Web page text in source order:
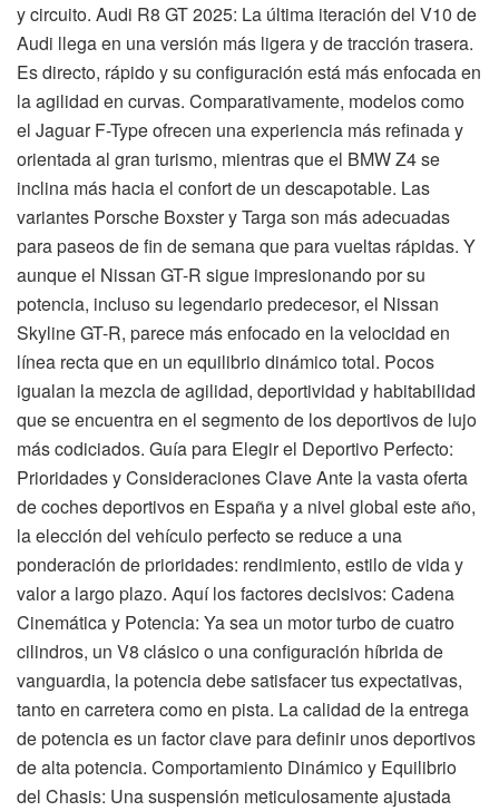
y circuito. Audi R8 GT 2025: La última iteración del V10 de
Audi llega en una versión más ligera y de tracción trasera.
Es directo, rápido y su configuración está más enfocada en
la agilidad en curvas. Comparativamente, modelos como
el Jaguar F-Type ofrecen una experiencia más refinada y
orientada al gran turismo, mientras que el BMW Z4 se
inclina más hacia el confort de un descapotable. Las
variantes Porsche Boxster y Targa son más adecuadas
para paseos de fin de semana que para vueltas rápidas. Y
aunque el Nissan GT-R sigue impresionando por su
potencia, incluso su legendario predecesor, el Nissan
Skyline GT-R, parece más enfocado en la velocidad en
línea recta que en un equilibrio dinámico total. Pocos
igualan la mezcla de agilidad, deportividad y habitabilidad
que se encuentra en el segmento de los deportivos de lujo
más codiciados. Guía para Elegir el Deportivo Perfecto:
Prioridades y Consideraciones Clave Ante la vasta oferta
de coches deportivos en España y a nivel global este año,
la elección del vehículo perfecto se reduce a una
ponderación de prioridades: rendimiento, estilo de vida y
valor a largo plazo. Aquí los factores decisivos: Cadena
Cinemática y Potencia: Ya sea un motor turbo de cuatro
cilindros, un V8 clásico o una configuración híbrida de
vanguardia, la potencia debe satisfacer tus expectativas,
tanto en carretera como en pista. La calidad de la entrega
de potencia es un factor clave para definir unos deportivos
de alta potencia. Comportamiento Dinámico y Equilibrio
del Chasis: Una suspensión meticulosamente ajustada